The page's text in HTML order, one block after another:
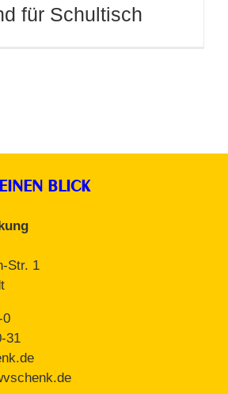
für Schultisch
BLICK
Str. 1
0
31